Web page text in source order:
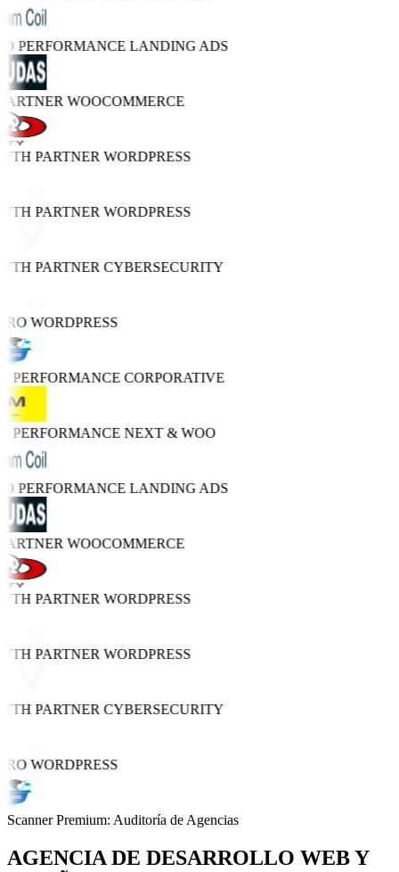
PERFORMANCELANDING ADS
WOOCOMMERCE
PARTNERWORDPRESS
PARTNERWORDPRESS
PARTNERCYBERSECURITY
WORDPRESS
PERFORMANCECORPORATIVE
PERFORMANCENEXT & WOO
PERFORMANCELANDING ADS
WOOCOMMERCE
PARTNERWORDPRESS
PARTNERWORDPRESS
PARTNERCYBERSECURITY
WORDPRESS
Scanner Premium: Auditoría de Agencias
AGENCIA DE DESARROLLO WEB Y